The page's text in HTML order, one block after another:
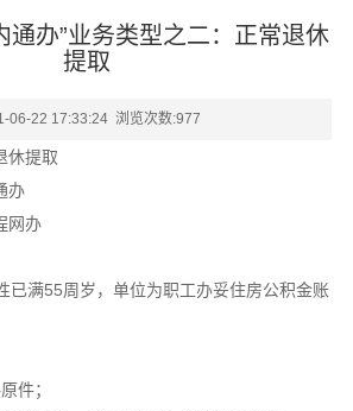
通办”业务类型之二：正常退休
提取
06-22 17:33:24 浏览次数:977
休提取
办
网办
已满55周岁，单位为职工办妥住房公积金账
件；